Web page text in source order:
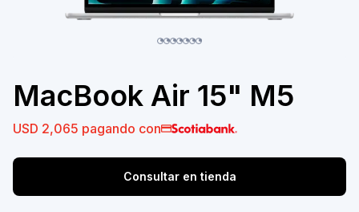
MacBook Air 15" M5
USD 2,065 pagando con
Consultar en tienda